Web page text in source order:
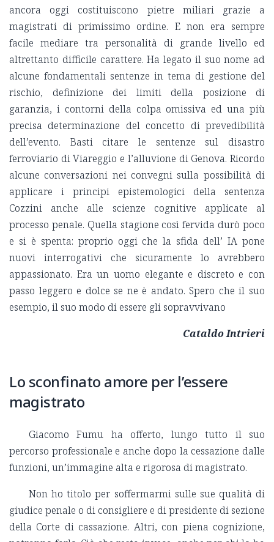
ancora oggi costituiscono pietre miliari grazie a
magistrati di primissimo ordine. E non era sempre
facile mediare tra personalità di grande livello ed
altrettanto difficile carattere. Ha legato il suo nome ad
alcune fondamentali sentenze in tema di gestione del
rischio, definizione dei limiti della posizione di
garanzia, i contorni della colpa omissiva ed una più
precisa determinazione del concetto di prevedibilità
dell’evento. Basti citare le sentenze sul disastro
ferroviario di Viareggio e l’alluvione di Genova. Ricordo
alcune conversazioni nei convegni sulla possibilità di
applicare i principi epistemologici della sentenza
Cozzini anche alle scienze cognitive applicate al
processo penale. Quella stagione così fervida durò poco
e si è spenta: proprio oggi che la sfida dell’ IA pone
nuovi interrogativi che sicuramente lo avrebbero
appassionato. Era un uomo elegante e discreto e con
passo leggero e dolce se ne è andato. Spero che il suo
esempio, il suo modo di essere gli sopravvivano
Cataldo Intrieri
Lo sconfinato amore per l’essere
magistrato
Giacomo Fumu ha offerto, lungo tutto il suo
percorso professionale e anche dopo la cessazione dalle
funzioni, un’immagine alta e rigorosa di magistrato.
Non ho titolo per soffermarmi sulle sue qualità di
giudice penale o di consigliere e di presidente di sezione
della Corte di cassazione. Altri, con piena cognizione,